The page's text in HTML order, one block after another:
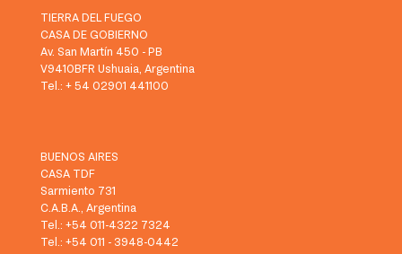
TIERRA DEL FUEGO
CASA DE GOBIERNO
Av. San Martín 450 - PB
V9410BFR Ushuaia, Argentina
Tel.: + 54 02901 441100
BUENOS AIRES
CASA TDF
Sarmiento 731
C.A.B.A., Argentina
Tel.: +54 011-4322 7324
Tel.: +54 011 - 3948-0442